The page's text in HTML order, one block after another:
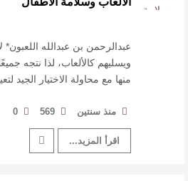
عتبات التأويل وقراءة التشكيل الصوفي
في “مملكة الله” للدكتور محمد بدوي
عنترة بن شداد… الشاعر الفارس
عبدالرحمن بن عبدالله
ويسليهم كالألعاب، لذا نتجه
منها مع محاولة الاختيار الجيد
منذ سنتين 569
0
اقرأ المزيد...